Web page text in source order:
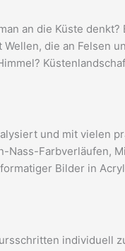
an die Küste
die an Felsen
und mit vielen
Nass-Farbverläufen,
Bilder in
individuell